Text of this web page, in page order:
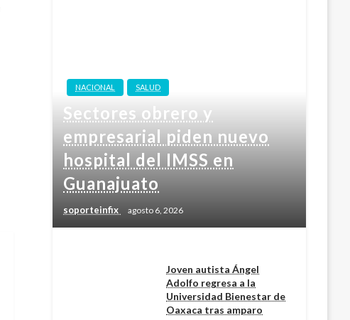
NACIONAL SALUD
Sectores obrero y
empresarial piden nuevo
hospital del IMSS en
Guanajuato
soporteinfix agosto 6, 2026
Joven autista Ángel
Adolfo regresa a la
Universidad Bienestar de
Oaxaca tras amparo